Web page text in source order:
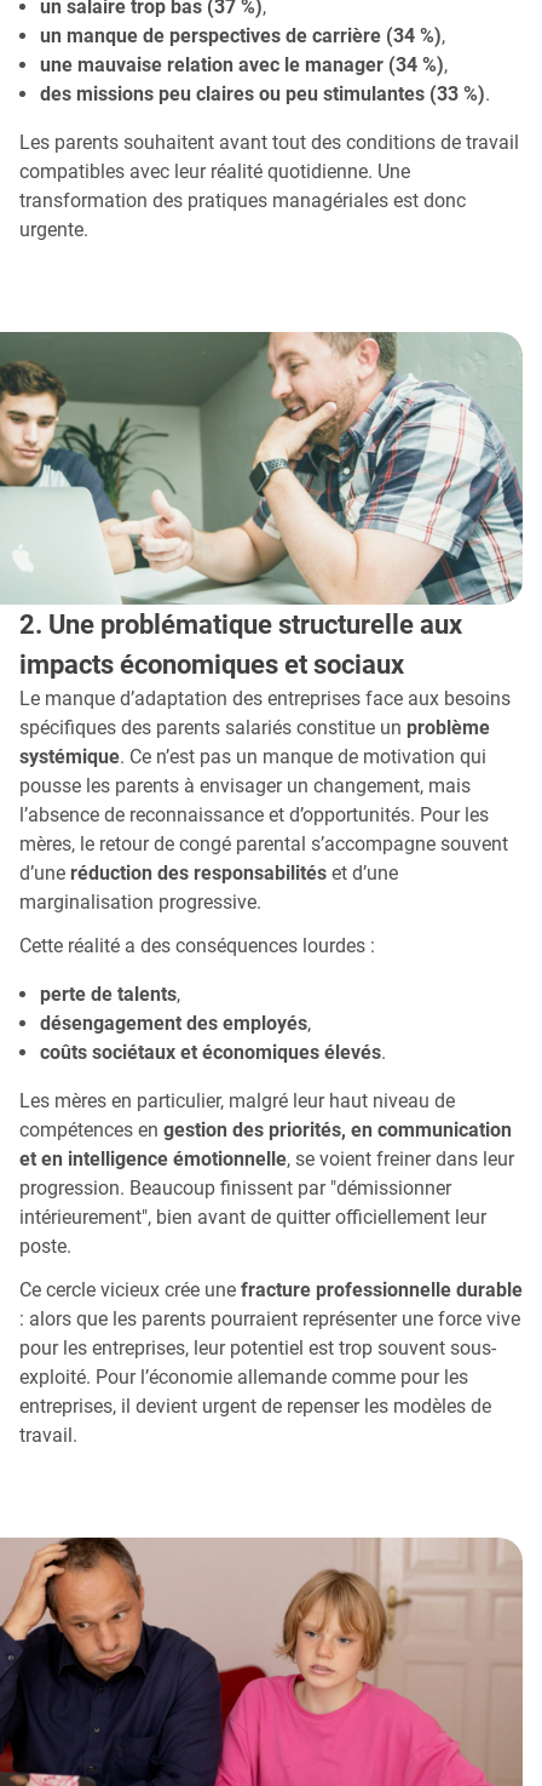
un salaire trop bas (37 %),
un manque de perspectives de carrière (34 %),
une mauvaise relation avec le manager (34 %),
des missions peu claires ou peu stimulantes (33 %).
Les parents souhaitent avant tout des conditions de travail
compatibles avec leur réalité quotidienne. Une
transformation des pratiques managériales est donc
urgente.
2. Une problématique structurelle aux
impacts économiques et sociaux
Le manque d’adaptation des entreprises face aux besoins
spécifiques des parents salariés constitue un problème
systémique. Ce n’est pas un manque de motivation qui
pousse les parents à envisager un changement, mais
l’absence de reconnaissance et d’opportunités. Pour les
mères, le retour de congé parental s’accompagne souvent
d’une réduction des responsabilités et d’une
marginalisation progressive.
Cette réalité a des conséquences lourdes :
perte de talents,
désengagement des employés,
coûts sociétaux et économiques élevés.
Les mères en particulier, malgré leur haut niveau de
compétences en gestion des priorités, en communication
et en intelligence émotionnelle, se voient freiner dans leur
progression. Beaucoup finissent par "démissionner
intérieurement", bien avant de quitter officiellement leur
poste.
Ce cercle vicieux crée une fracture professionnelle durable
: alors que les parents pourraient représenter une force vive
pour les entreprises, leur potentiel est trop souvent sous-
exploité. Pour l’économie allemande comme pour les
entreprises, il devient urgent de repenser les modèles de
travail.